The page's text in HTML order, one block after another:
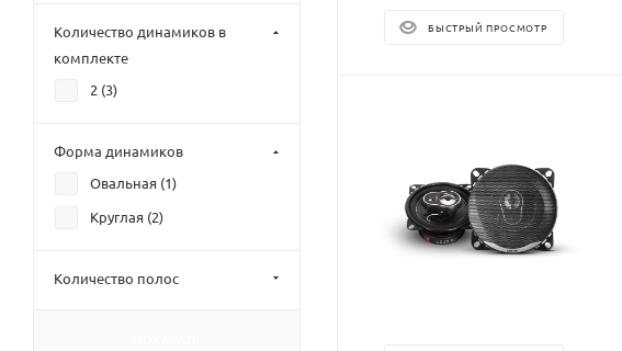
БЫСТРЫЙ ПРОСМОТР
Количество динамиков в
комплекте
2 (3)
Форма динамиков
Овальная (1)
Круглая (2)
Количество полос